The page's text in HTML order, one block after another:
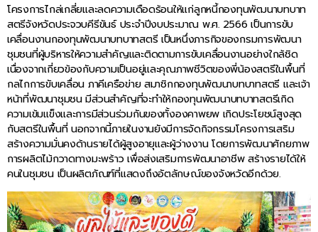
โครงการไกล่เกลี่ยและลดความเดือดร้อนให้แก่ลูกหนี้กองทุนพัฒนาบทบาท
สตรีจังหวัดประจวบคีรีขันธ์ ประจำปีงบประมาณ พ.ศ. 2566 เป็นการขับ
เคลื่อนงานกองทุนพัฒนาบทบาทสตรี เป็นหนึ่งภารกิจของกรมการพัฒนา
ชุมชนที่ผู้บริหารให้ความสำคัญและติดตามการขับเคลื่อนงานอย่างใกล้ชิด
เนื่องจากเกี่ยวข้องกับความเป็นอยู่และคุณภาพชีวิตของพี่น้องสตรีในพื้นที่
กลไกการขับเคลื่อน ภาคีเครือข่าย สมาชิกกองทุนพัฒนาบทบาทสตรี และเจ้า
หน้าที่พัฒนาชุมชน มีส่วนสำคัญที่จะทำให้กองทุนพัฒนาบทบาทสตรีเกิด
ความเข้มแข็งและการมีส่วนร่วมกันของทั้งองคาพยพ เกิดประโยชน์สูงสุด
กับสตรีในพื้นที่ นอกจากนี้ภายในงานยังมีการจัดกิจกรรมโครงการเสริม
สร้างความมั่นคงด้านรายได้ผู้สูงอายุและผู้ว่างงาน โดยการพัฒนาศักยภาพ
การผลิตไม้กวาดทางมะพร้าว เพื่อส่งเสริมการพัฒนาอาชีพ สร้างรายได้ให้
คนในชุมชน เป็นผลิตภัณฑ์ที่แสดงถึงอัตลักษณ์ของจังหวัดอีกด้วย.